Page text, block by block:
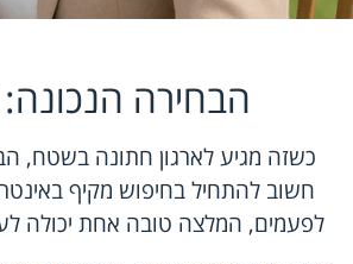
הבחירה
כשזה מגיע לארגון חתונה בשטח,
חשוב להתחיל בחיפוש מקיף
לפעמים, המלצה טובה אחת יכולה